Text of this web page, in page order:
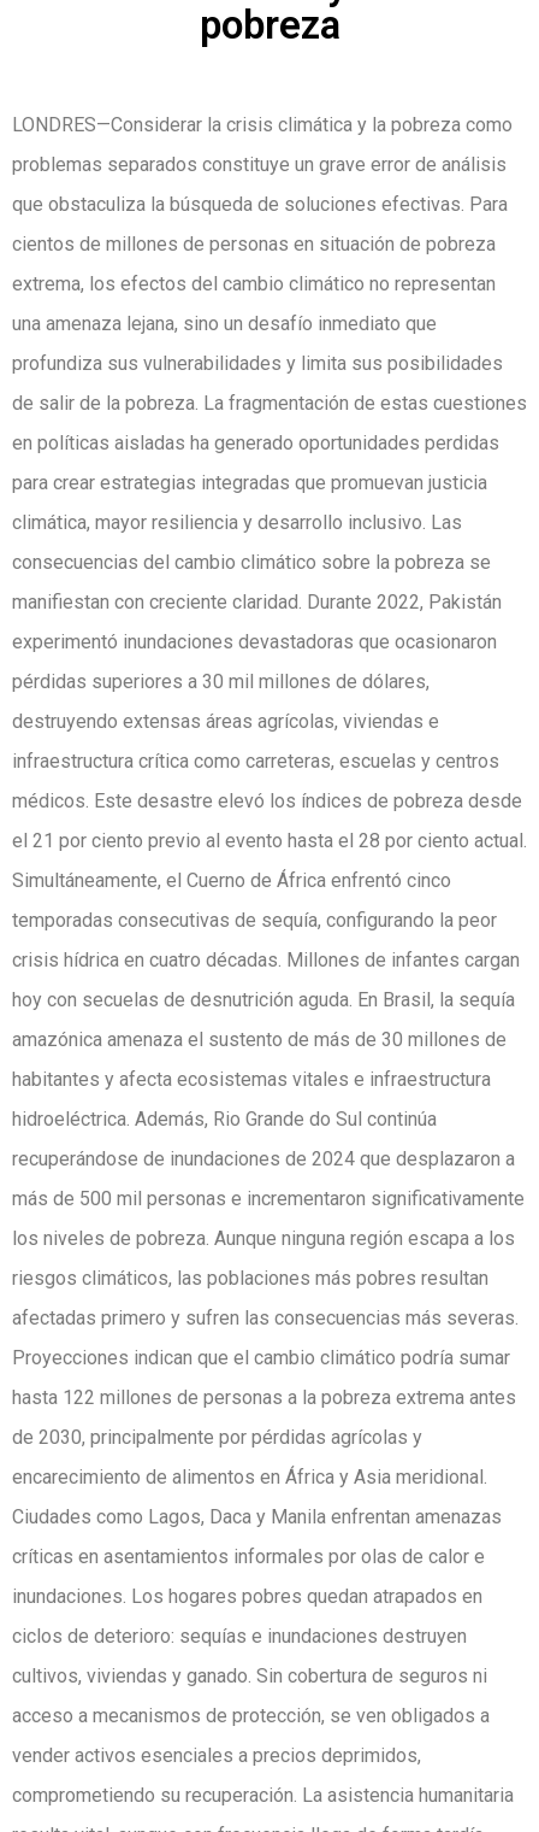
pobreza
LONDRES—Considerar la crisis climática y la pobreza como
problemas separados constituye un grave error de análisis
que obstaculiza la búsqueda de soluciones efectivas. Para
cientos de millones de personas en situación de pobreza
extrema, los efectos del cambio climático no representan
una amenaza lejana, sino un desafío inmediato que
profundiza sus vulnerabilidades y limita sus posibilidades
de salir de la pobreza. La fragmentación de estas cuestiones
en políticas aisladas ha generado oportunidades perdidas
para crear estrategias integradas que promuevan justicia
climática, mayor resiliencia y desarrollo inclusivo. Las
consecuencias del cambio climático sobre la pobreza se
manifiestan con creciente claridad. Durante 2022, Pakistán
experimentó inundaciones devastadoras que ocasionaron
pérdidas superiores a 30 mil millones de dólares,
destruyendo extensas áreas agrícolas, viviendas e
infraestructura crítica como carreteras, escuelas y centros
médicos. Este desastre elevó los índices de pobreza desde
el 21 por ciento previo al evento hasta el 28 por ciento actual.
Simultáneamente, el Cuerno de África enfrentó cinco
temporadas consecutivas de sequía, configurando la peor
crisis hídrica en cuatro décadas. Millones de infantes cargan
hoy con secuelas de desnutrición aguda. En Brasil, la sequía
amazónica amenaza el sustento de más de 30 millones de
habitantes y afecta ecosistemas vitales e infraestructura
hidroeléctrica. Además, Rio Grande do Sul continúa
recuperándose de inundaciones de 2024 que desplazaron a
más de 500 mil personas e incrementaron significativamente
los niveles de pobreza. Aunque ninguna región escapa a los
riesgos climáticos, las poblaciones más pobres resultan
afectadas primero y sufren las consecuencias más severas.
Proyecciones indican que el cambio climático podría sumar
hasta 122 millones de personas a la pobreza extrema antes
de 2030, principalmente por pérdidas agrícolas y
encarecimiento de alimentos en África y Asia meridional.
Ciudades como Lagos, Daca y Manila enfrentan amenazas
críticas en asentamientos informales por olas de calor e
inundaciones. Los hogares pobres quedan atrapados en
ciclos de deterioro: sequías e inundaciones destruyen
cultivos, viviendas y ganado. Sin cobertura de seguros ni
acceso a mecanismos de protección, se ven obligados a
vender activos esenciales a precios deprimidos,
comprometiendo su recuperación. La asistencia humanitaria